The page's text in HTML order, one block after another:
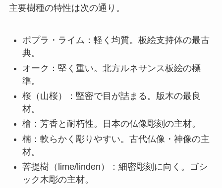
主要樹種の特性は次の通り。
ポプラ・ライム：軽く均質。板絵支持体の最古
典。
オーク：堅く重い。北方ルネサンス板絵の標
準。
桜（山桜）：堅密で目が詰まる。版木の最良
材。
檜：芳香と耐朽性。日本の仏像彫刻の主材。
楠：軟らかく彫りやすい。古代仏像・神像の主
材。
菩提樹（lime/linden）：細密彫刻に向く。ゴシ
ック木彫の主材。